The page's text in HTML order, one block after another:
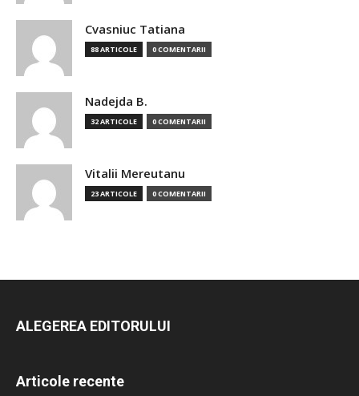
Cvasniuc Tatiana
88 ARTICOLE 0 COMENTARII
Nadejda B.
32 ARTICOLE 0 COMENTARII
Vitalii Mereutanu
23 ARTICOLE 0 COMENTARII
ALEGEREA EDITORULUI
Articole recente